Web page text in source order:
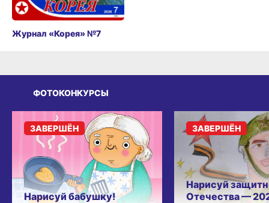
Журнал «Корея» №7
ФОТОКОНКУРСЫ
Нарисуй бабушку!
ЗАВЕРШЁН
Нарисуй
Отечества —
ЗАВЕРШЁН